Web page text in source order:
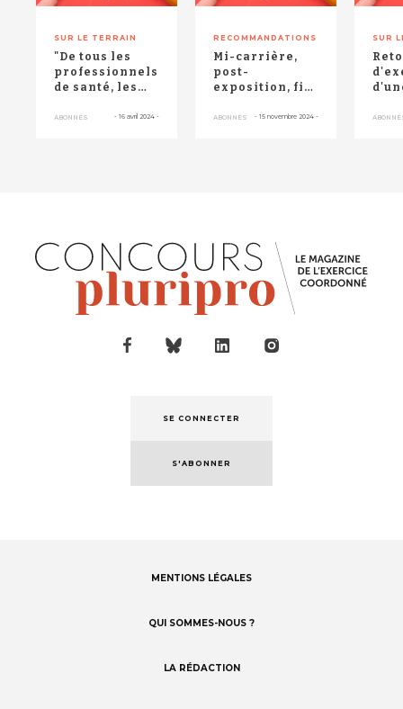
SUR LE TERRAIN
"De tous les
professionnels
de santé, les
ceux qui
ABONNÉS - 16 avril 2024 -
RECOMMANDATIONS
Mi-carrière,
post-
exposition, fin
des visites
ABONNÉS - 15 novembre 2024 -
SUR
SE CONNECTER
S'ABONNER
MENTIONS LÉGALES
QUI SOMMES-NOUS ?
LA RÉDACTION